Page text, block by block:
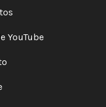
YouTube